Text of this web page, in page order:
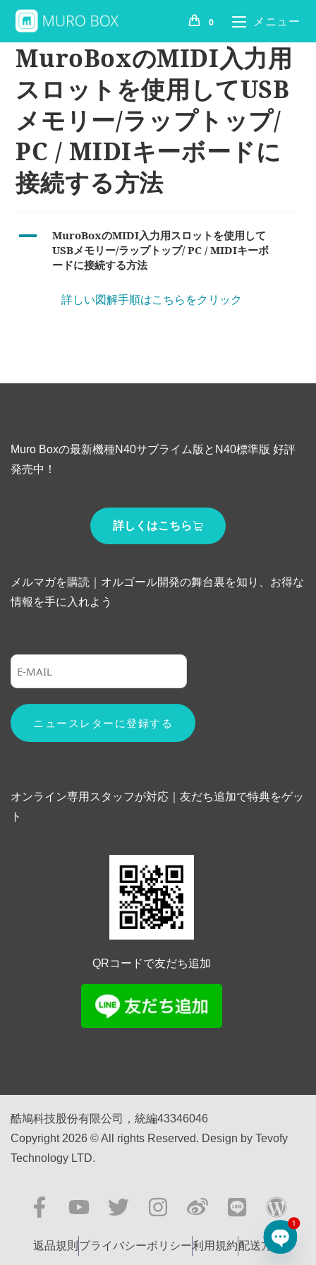
0 メニュー
MuroBoxのMIDI入力用
スロットを使用してUSB
メモリー/ラップトップ/
PC / MIDIキーボードに
接続する方法
A
MuroBoxのMIDI入力用スロットを使用して
USBメモリー/ラップトップ/ PC / MIDIキーボ
ードに接続する方法
詳しい図解手順はこちらをクリック
Muro Boxの最新機種N40サブライム版とN40標準版 好評
発売中！
詳しくはこちら
メルマガを購読｜オルゴール開発の舞台裏を知り、お得な
情報を手に入れよう
オンライン専用スタッフが対応｜友だち追加で特典をゲッ
ト
QRコードで友だち追加
酷鳩科技股份有限公司，統編43346046
Copyright 2026 © All rights Reserved. Design by Tevofy
Technology LTD.
返品規則 プライバシーポリシー利用規約配送方法
1